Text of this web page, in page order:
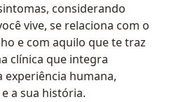
considerando
vive, se relaciona com o
e com aquilo que te traz
clínica que integra
humana,
a sua história.